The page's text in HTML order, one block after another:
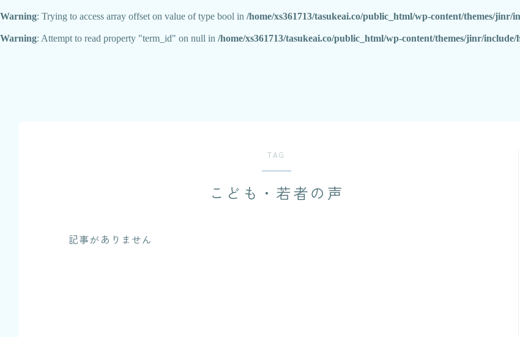
Warning: Trying to access array offset on value of type bool in /home/xs361713/tasukeai.co/public_html/wp-content/themes/jinr/
Warning: Attempt to read property "term_id" on null in /home/xs361713/tasukeai.co/public_html/wp-content/themes/jinr/include/
TAG
こども・若者の声
記事がありません